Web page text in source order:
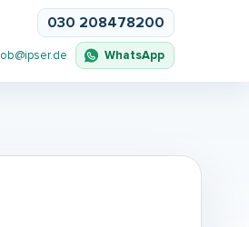
030 208478200
WhatsApp